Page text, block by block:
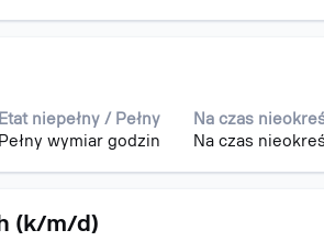
Etat niepełny / Pełny
Pełny wymiar godzin
Na czas
Na czas
(k/m/d)